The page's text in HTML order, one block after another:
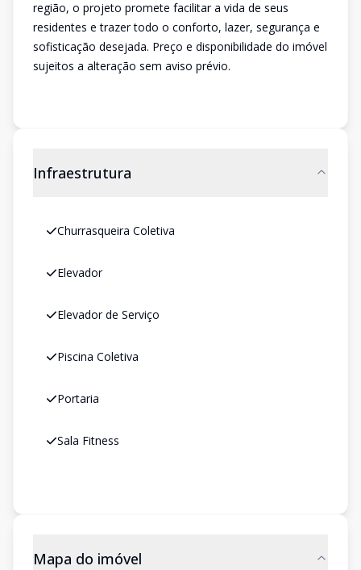
região, o projeto promete facilitar a vida de seus
residentes e trazer todo o conforto, lazer, segurança e
sofisticação desejada. Preço e disponibilidade do imóvel
sujeitos a alteração sem aviso prévio.
Infraestrutura
Churrasqueira Coletiva
Elevador
Elevador de Serviço
Piscina Coletiva
Portaria
Sala Fitness
Mapa do imóvel